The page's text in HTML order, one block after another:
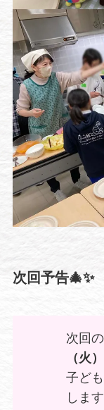
次回予告🎄✨
次回
（火）
子ど
しま